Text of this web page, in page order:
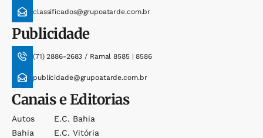
classificados@grupoatarde.com.br
Publicidade
(71) 2886-2683 / Ramal 8585 | 8586
publicidade@grupoatarde.com.br
Canais e Editorias
Autos
Bahia
E.c. Bahia
E.c. Vitória